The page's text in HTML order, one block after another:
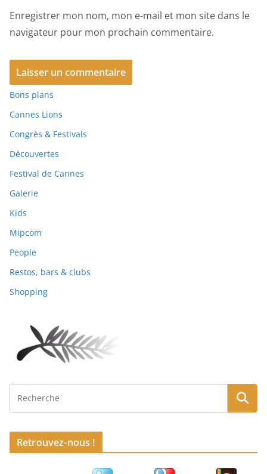
Enregistrer mon nom, mon e-mail et mon site dans le
navigateur pour mon prochain commentaire.
Bons plans
Cannes Lions
Congrès & Festivals
Découvertes
Festival de Cannes
Galerie
Kids
Mipcom
People
Restos, bars & clubs
Shopping
Retrouvez-nous !